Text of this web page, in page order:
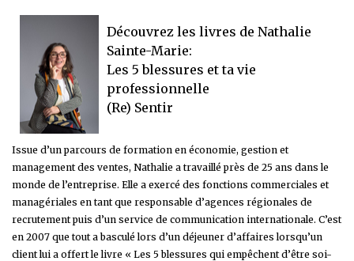
Découvrez les livres de Nathalie
Sainte-Marie:
Les 5 blessures et ta vie
professionnelle
(Re) Sentir
Issue d’un parcours de formation en économie, gestion et
management des ventes, Nathalie a travaillé près de 25 ans dans le
monde de l’entreprise. Elle a exercé des fonctions commerciales et
managériales en tant que responsable d’agences régionales de
recrutement puis d’un service de communication internationale. C’est
en 2007 que tout a basculé lors d’un déjeuner d’affaires lorsqu’un
client lui a offert le livre « Les 5 blessures qui empêchent d’être soi-